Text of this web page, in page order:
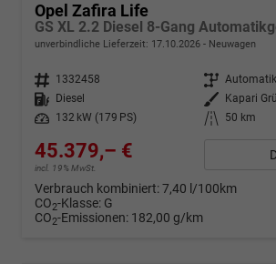
Opel Zafira Life
GS XL 2.2 Diesel 8-Gang
unverbindliche Lieferzeit: 17.10.2026 Neuwagen
Fahrzeugnr. 1332458 Getriebe Automatik
Kraftstoff
Diesel Außenfarbe
Kapari
Leistung
132 kW (179 PS) Kilometerstand 50 km
45.379,– €
incl. 19% MwSt.
Verbrauch kombiniert:7,40 l/100km
CO2-Klasse: G
CO2-Emissionen: 182,00 g/km